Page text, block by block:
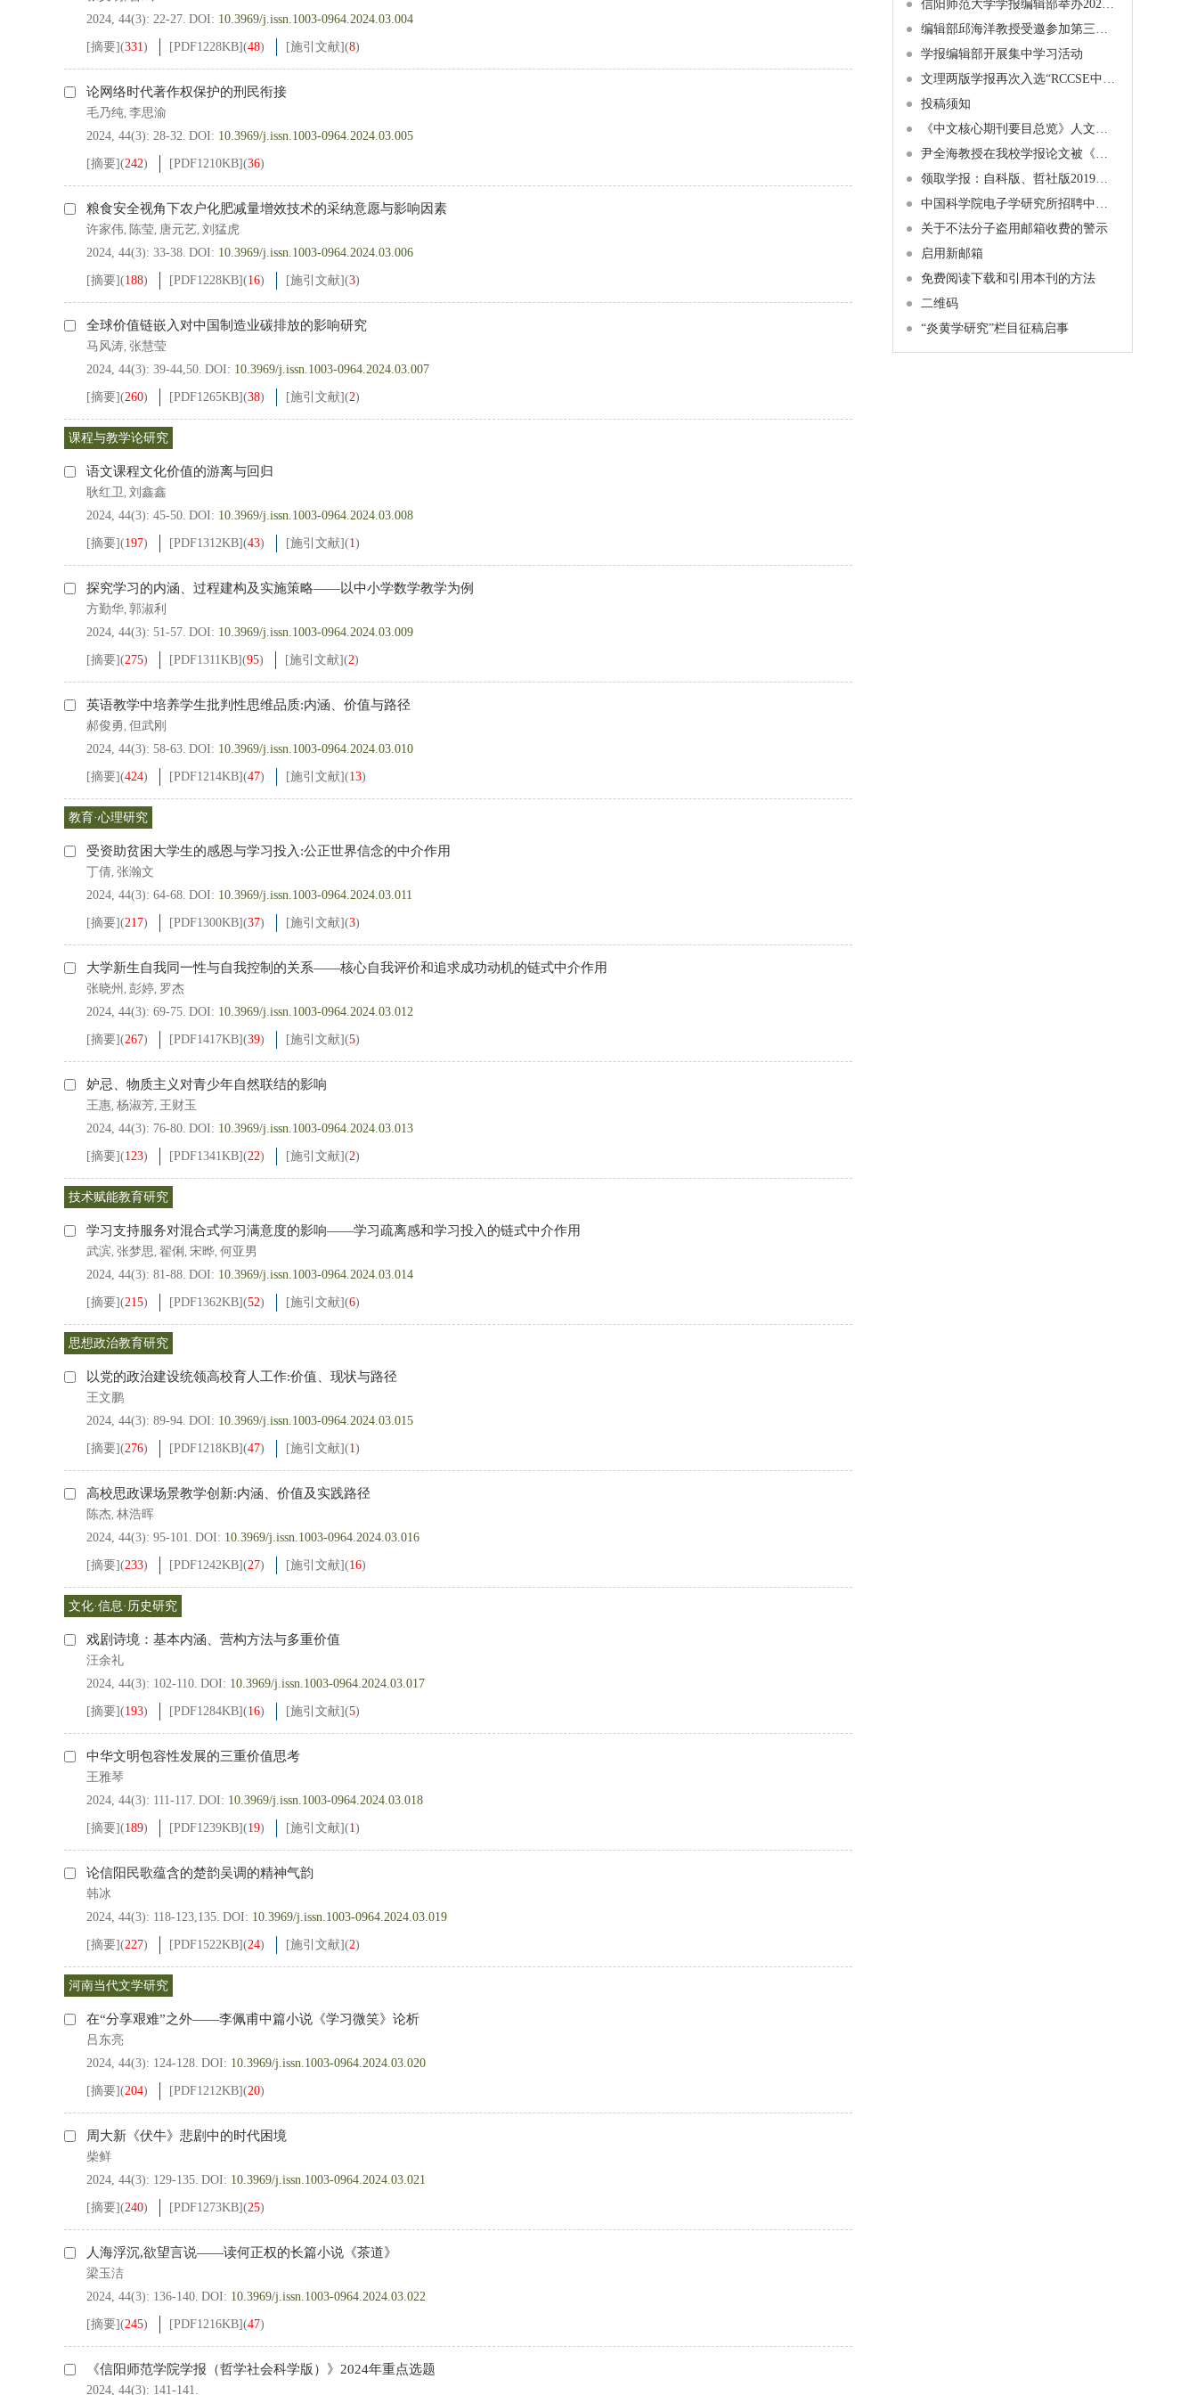
2024, 44(3): 22-27. DOI: 10.3969/j.issn.1003-0964.2024.03.004
[摘要](331) [PDF1228KB](48) [施引文献](8)
论网络时代著作权保护的刑民衔接
毛乃纯, 李思渝
2024, 44(3): 28-32. DOI: 10.3969/j.issn.1003-0964.2024.03.005
[摘要](242) [PDF1210KB](36)
粮食安全视角下农户化肥减量增效技术的采纳意愿与影响因素
许家伟, 陈莹, 唐元艺, 刘猛虎
2024, 44(3): 33-38. DOI: 10.3969/j.issn.1003-0964.2024.03.006
[摘要](188) [PDF1228KB](16) [施引文献](3)
全球价值链嵌入对中国制造业碳排放的影响研究
马风涛, 张慧莹
2024, 44(3): 39-44,50. DOI: 10.3969/j.issn.1003-0964.2024.03.007
[摘要](260) [PDF1265KB](38) [施引文献](2)
课程与教学论研究
语文课程文化价值的游离与回归
耿红卫, 刘鑫鑫
2024, 44(3): 45-50. DOI: 10.3969/j.issn.1003-0964.2024.03.008
[摘要](197) [PDF1312KB](43) [施引文献](1)
探究学习的内涵、过程建构及实施策略——以中小学数学教学为例
方勤华, 郭淑利
2024, 44(3): 51-57. DOI: 10.3969/j.issn.1003-0964.2024.03.009
[摘要](275) [PDF1311KB](95) [施引文献](2)
英语教学中培养学生批判性思维品质:内涵、价值与路径
郝俊勇, 但武刚
2024, 44(3): 58-63. DOI: 10.3969/j.issn.1003-0964.2024.03.010
[摘要](424) [PDF1214KB](47) [施引文献](13)
教育·心理研究
受资助贫困大学生的感恩与学习投入:公正世界信念的中介作用
丁倩, 张瀚文
2024, 44(3): 64-68. DOI: 10.3969/j.issn.1003-0964.2024.03.011
[摘要](217) [PDF1300KB](37) [施引文献](3)
大学新生自我同一性与自我控制的关系——核心自我评价和追求成功动机的链式中介作用
张晓州 , 彭婷, 罗杰
2024, 44(3): 69-75. DOI: 10.3969/j.issn.1003-0964.2024.03.012
[摘要](267) [PDF1417KB](39) [施引文献](5)
妒忌、物质主义对青少年自然联结的影响
王惠, 杨淑芳, 王财玉
2024, 44(3): 76-80. DOI: 10.3969/j.issn.1003-0964.2024.03.013
[摘要](123) [PDF1341KB](22) [施引文献](2)
技术赋能教育研究
学习支持服务对混合式学习满意度的影响——学习疏离感和学习投入的链式中介作用
武滨, 张梦思, 翟俐 , 宋晔, 何亚男
2024, 44(3): 81-88. DOI: 10.3969/j.issn.1003-0964.2024.03.014
[摘要](215) [PDF1362KB](52) [施引文献](6)
思想政治教育研究
以党的政治建设统领高校育人工作:价值、现状与路径
王文鹏
2024, 44(3): 89-94. DOI: 10.3969/j.issn.1003-0964.2024.03.015
[摘要](276) [PDF1218KB](47) [施引文献](1)
高校思政课场景教学创新:内涵、价值及实践路径
陈杰, 林浩晖
2024, 44(3): 95-101. DOI: 10.3969/j.issn.1003-0964.2024.03.016
[摘要](233) [PDF1242KB](27) [施引文献](16)
文化·信息·历史研究
戏剧诗境：基本内涵、营构方法与多重价值
汪余礼
2024, 44(3): 102-110. DOI: 10.3969/j.issn.1003-0964.2024.03.017
[摘要](193) [PDF1284KB](16) [施引文献](5)
中华文明包容性发展的三重价值思考
王雅琴
2024, 44(3): 111-117. DOI: 10.3969/j.issn.1003-0964.2024.03.018
[摘要](189) [PDF1239KB](19) [施引文献](1)
论信阳民歌蕴含的楚韵吴调的精神气韵
韩冰
2024, 44(3): 118-123,135. DOI: 10.3969/j.issn.1003-0964.2024.03.019
[摘要](227) [PDF1522KB](24) [施引文献](2)
河南当代文学研究
在“分享艰难”之外——李佩甫中篇小说《学习微笑》论析
吕东亮
2024, 44(3): 124-128. DOI: 10.3969/j.issn.1003-0964.2024.03.020
[摘要](204) [PDF1212KB](20)
周大新《伏牛》悲剧中的时代困境
柴鲜
2024, 44(3): 129-135. DOI: 10.3969/j.issn.1003-0964.2024.03.021
[摘要](240) [PDF1273KB](25)
人海浮沉,欲望言说——读何正权的长篇小说《茶道》
梁玉洁
2024, 44(3): 136-140. DOI: 10.3969/j.issn.1003-0964.2024.03.022
[摘要](245) [PDF1216KB](47)
《信阳师范学院学报（哲学社会科学版）》2024年重点选题
2024, 44(3): 141-141.
信阳师范大学学报编辑部举办2024年博士学术沙龙活动通知
编辑部邱海洋教授受邀参加第三届中原经济学者论坛暨十家经济类期刊论文工作坊
学报编辑部开展集中学习活动
文理两版学报再次入选“RCCSE中国核心学术期刊”
投稿须知
《中文核心期刊要目总览》人文、社会科学学科引用指标统计来源期刊列表（2023 年版）
尹全海教授在我校学报论文被《新华文摘》全文转载
领取学报：自科版、哲社版2019年第1期纸质期刊已经发布
中国科学院电子学研究所招聘中文刊科学编辑
关于不法分子盗用邮箱收费的警示
启用新邮箱
免费阅读下载和引用本刊的方法
二维码
“炎黄学研究”栏目征稿启事